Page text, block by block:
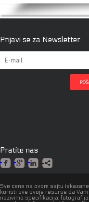
Prijavi se za Newsletter
Pratite nas
Sve cene na ovom sajtu
koristi sve svoje resurse da
nazivima specifikacija,